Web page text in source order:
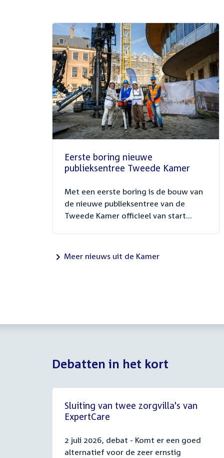
Eerste boring nieuwe
publieksentree Tweede Kamer
Met een eerste boring is de bouw van
de nieuwe publieksentree van de
Tweede Kamer officieel van start...
Meer nieuws uit de Kamer
Debatten in het kort
Sluiting van twee zorgvilla's van
ExpertCare
2 juli 2026, debat - Komt er een goed
alternatief voor de zeer ernstig